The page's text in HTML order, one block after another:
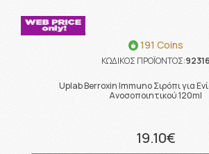
191 Coins
ΚΩΔΙΚΟΣ ΠΡΟΪΟΝΤΟΣ:92316
Uplab Berroxin Immuno Σιρόπι για
Ανοσοποιητικού 120ml
19.10€